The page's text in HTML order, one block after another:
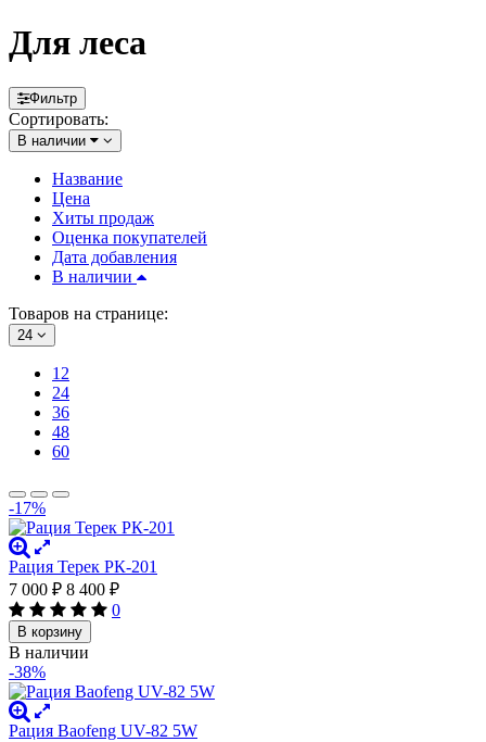
Для леса
Фильтр
Сортировать:
В наличии
Название
Цена
Хиты продаж
Оценка покупателей
Дата добавления
В наличии
Товаров на странице:
24
12
24
36
48
60
-17%
Рация Терек РК-201
7 000 ₽ 8 400 ₽
0
В корзину
В наличии
-38%
Рация Baofeng UV-82 5W